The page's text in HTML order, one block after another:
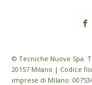
© Tecniche Nuove Spa.
20157 Milano | Codice
imprese di Milano: